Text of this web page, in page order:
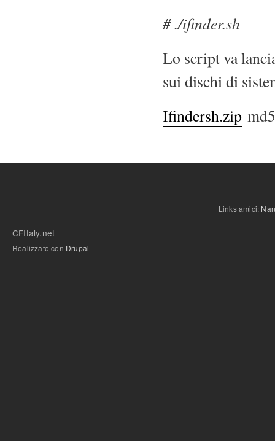
# ./ifinder.sh
Lo script va
sui dischi di
Ifindersh.zip
Links amici:
CFItaly.net
Realizzato con Drupal